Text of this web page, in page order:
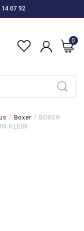
14 07 92
0
Boxer
BOXER
KLEIN